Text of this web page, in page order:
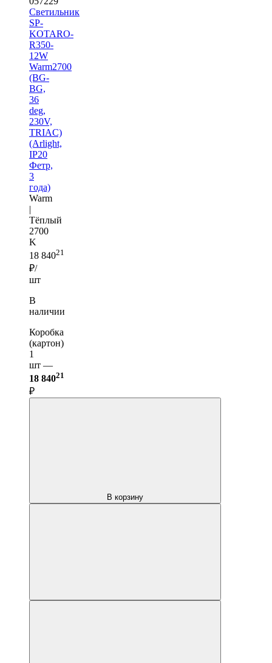
Светильник
SP-
KOTARO-
R350-
12W
Warm2700
(BG-
BG,
36
deg,
230V,
TRIAC)
(Arlight,
IP20
Фетр,
3
года)
Warm
|
Тёплый
2700
K
18 84021
₽/
шт
В
наличии
Коробка
(картон)
1
шт —
18 84021
₽
В корзину